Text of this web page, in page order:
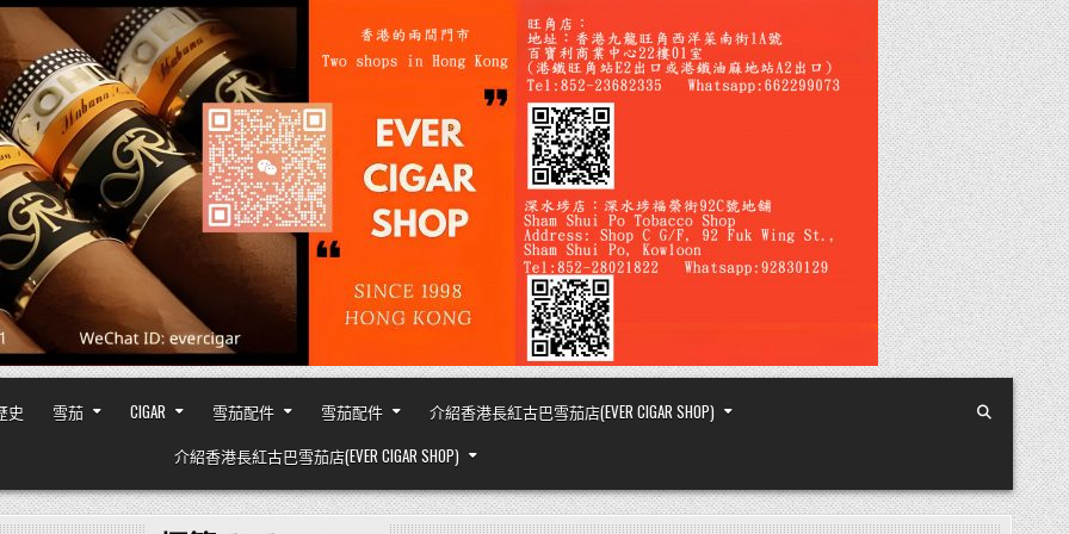
史 雪茄 CIGAR 雪茄配件 雪茄配件
介紹香港長紅古巴雪茄店(EVER CIGAR SHOP)
介紹香港長紅古巴雪茄店(EVER CIGAR SHOP)